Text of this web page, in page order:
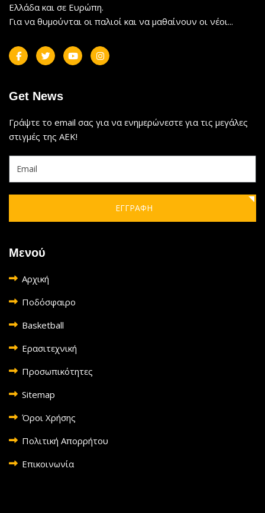
Ελλάδα και σε Ευρώπη.
Για να θυμούνται οι παλιοί και να μαθαίνουν οι νέοι...
Get News
Γράψτε το email σας για να ενημερώνεστε για τις μεγάλες
στιγμές της ΑΕΚ!
ΕΓΓΡΑΦΗ
Μενού
Αρχική
Ποδόσφαιρο
Basketball
Ερασιτεχνική
Προσωπικότητες
Sitemap
Όροι Χρήσης
Πολιτική Απορρήτου
Επικοινωνία